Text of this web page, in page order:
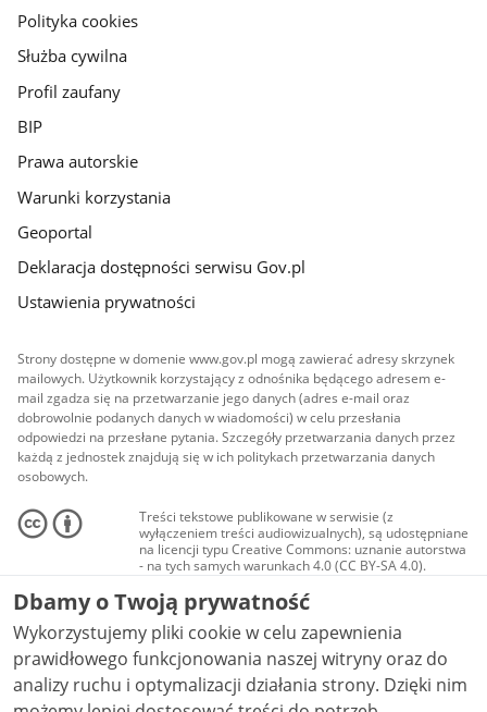
gov.pl
Polityka cookies
Służba cywilna
Profil zaufany
BIP
Prawa autorskie
Warunki korzystania
Geoportal
Deklaracja dostępności serwisu Gov.pl
Ustawienia prywatności
Strony dostępne w domenie www.gov.pl mogą zawierać adresy skrzynek
mailowych. Użytkownik korzystający z odnośnika będącego adresem e-
mail zgadza się na przetwarzanie jego danych (adres e-mail oraz
dobrowolnie podanych danych w wiadomości) w celu przesłania
odpowiedzi na przesłane pytania. Szczegóły przetwarzania danych przez
każdą z jednostek znajdują się w ich politykach przetwarzania danych
osobowych.
Treści tekstowe publikowane w serwisie (z
wyłączeniem treści audiowizualnych), są udostępniane
na licencji typu Creative Commons: uznanie autorstwa
- na tych samych warunkach 4.0 (CC BY-SA 4.0).
Materiały audiowizualne, w tym zdjęcia, materiały
audio i wideo, są udostępniane na licencji typu
Creative Commons: uznanie autorstwa użycie
niekomercyjne - bez utworów zależnych 4.0 (CC BY-
NC-ND 4.0), o ile nie jest to stwierdzone inaczej.
Dbamy o Twoją prywatność
Wykorzystujemy pliki cookie w celu zapewnienia
prawidłowego funkcjonowania naszej witryny oraz do
analizy ruchu i optymalizacji działania strony. Dzięki nim